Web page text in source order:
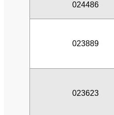
024486
023889
023623